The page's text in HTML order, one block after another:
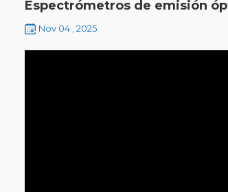
Espectrómetros de emisión
Nov 04 , 2025